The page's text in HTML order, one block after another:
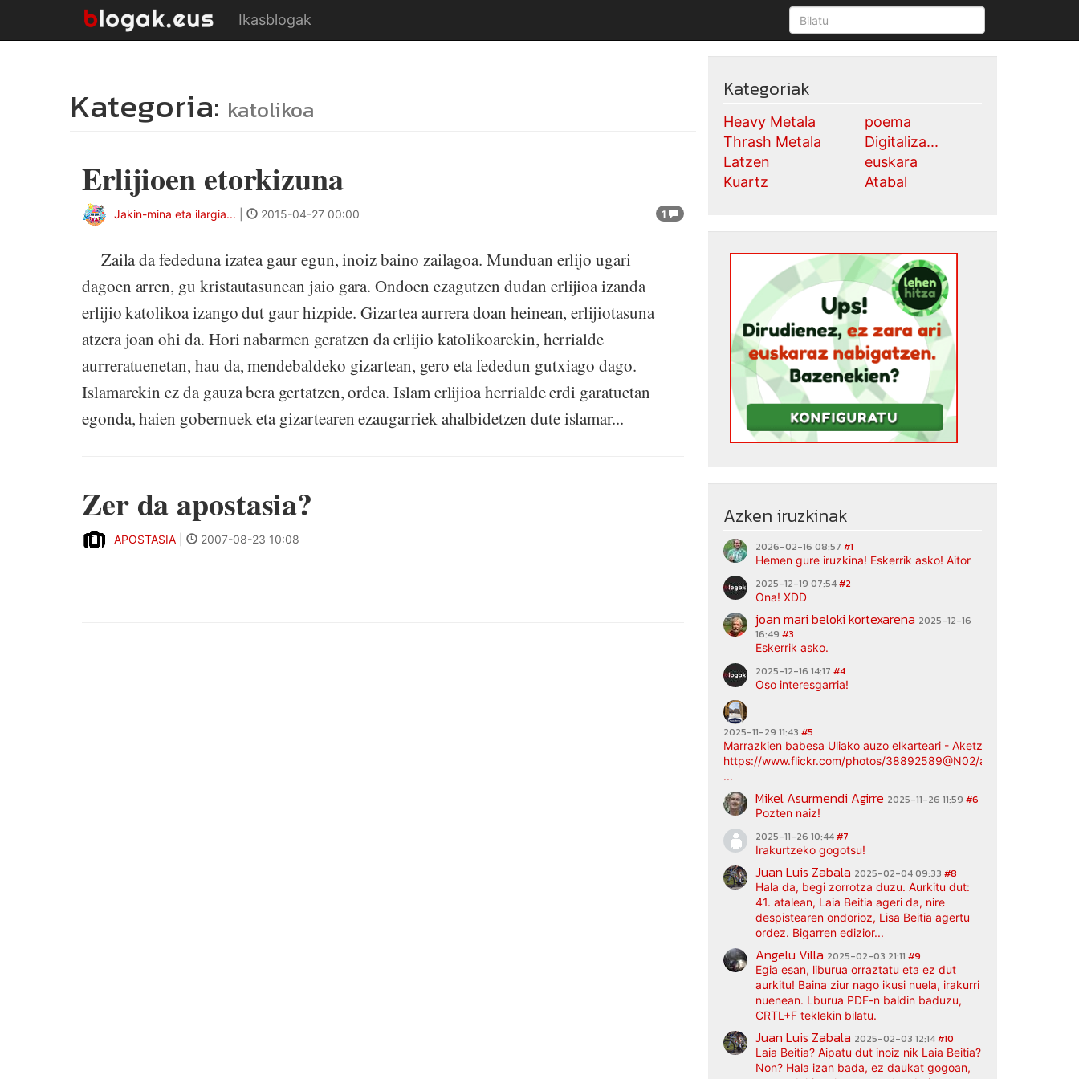
Ikasblogak
Kategoria: katolikoa
Erlijioen etorkizuna
1
Jakin-mina eta ilargia... 2015-04-27 00:00
Zaila da fededuna izatea gaur egun, inoiz baino zailagoa. Munduan erlijo ugari
dagoen arren, gu kristautasunean jaio gara. Ondoen ezagutzen dudan erlijioa izanda
erlijio katolikoa izango dut gaur hizpide. Gizartea aurrera doan heinean, erlijiotasuna
atzera joan ohi da. Hori nabarmen geratzen da erlijio katolikoarekin, herrialde
aurreratuenetan, hau da, mendebaldeko gizartean, gero eta fededun gutxiago dago.
Islamarekin ez da gauza bera gertatzen, ordea. Islam erlijioa herrialde erdi garatuetan
egonda, haien gobernuek eta gizartearen ezaugarriek ahalbidetzen dute islamar...
Zer da apostasia?
APOSTASIA 2007-08-23 10:08
Kategoriak
Heavy Metala
Thrash Metala
Latzen
Kuartz
poema
Digitaliza...
euskara
Atabal
Azken iruzkinak
2026-02-16 08:57 #1
Hemen gure iruzkina! Eskerrik asko! Aitor
2025-12-19 07:54#2
Ona! XDD
joan mari beloki kortexarena 2025-12-16
16:49 #3
Eskerrik asko.
2025-12-16 14:17 #4
Oso interesgarria!
2025-11-29 11:43 #5
Marrazkien babesa Uliako auzo elkarteari - Aketz etxea (argazki
https://www.flickr.com/photos/38892589@N02/albums/
...
Mikel Asurmendi Agirre 2025-11-26 11:59 #6
Pozten naiz!
2025-11-26 10:44#7
Irakurtzeko gogotsu!
Juan Luis Zabala 2025-02-04 09:33 #8
Hala da, begi zorrotza duzu. Aurkitu dut:
41. atalean, Laia Beitia ageri da, nire
despistearen ondorioz, Lisa Beitia agertu
ordez. Bigarren edizior...
Angelu Villa 2025-02-03 21:11 #9
Egia esan, liburua orraztatu eta ez dut
aurkitu! Baina ziur nago ikusi nuela, irakurri
nuenean. Lburua PDF-n baldin baduzu,
CRTL+F teklekin bilatu.
Juan Luis Zabala 2025-02-03 12:14#10
Laia Beitia? Aipatu dut inoiz nik Laia Beitia?
Non? Hala izan bada, ez daukat gogoan,